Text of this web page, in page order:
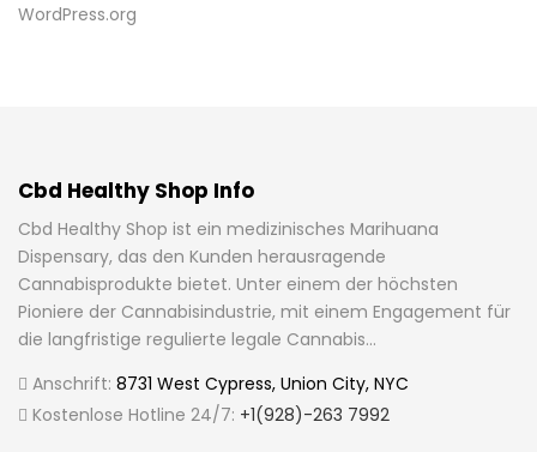
WordPress.org
Cbd Healthy Shop Info
Cbd Healthy Shop ist ein medizinisches Marihuana
Dispensary, das den Kunden herausragende
Cannabisprodukte bietet. Unter einem der höchsten
Pioniere der Cannabisindustrie, mit einem Engagement für
die langfristige regulierte legale Cannabis...
Anschrift: 8731 West Cypress, Union City, NYC
Kostenlose Hotline 24/7: +1(928)-263 7992